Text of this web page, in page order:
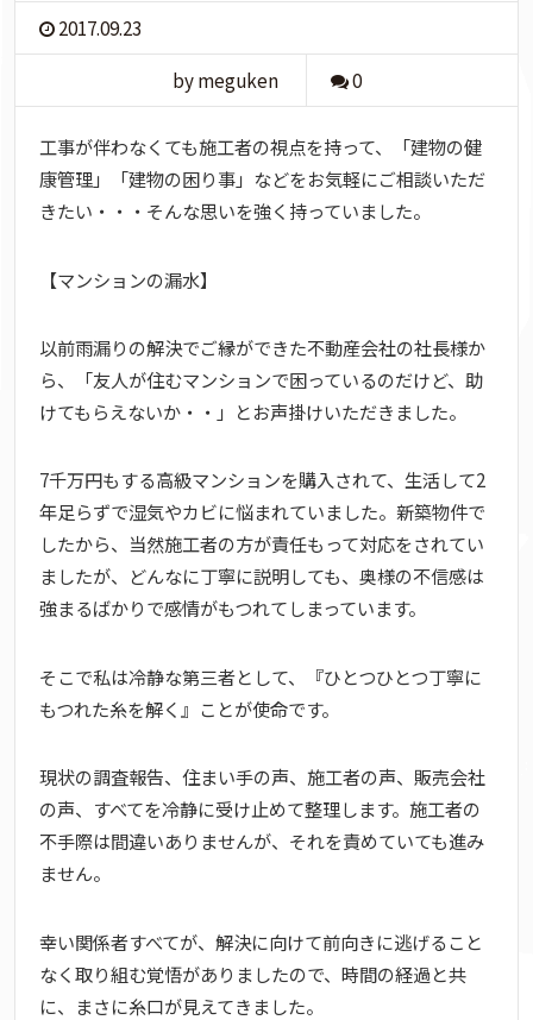
2017.09.23
by meguken
0
工事が伴わなくても施工者の視点を持って、「建物の健
康管理」「建物の困り事」などをお気軽にご相談いただ
きたい・・・そんな思いを強く持っていました。
【マンションの漏水】
以前雨漏りの解決でご縁ができた不動産会社の社長様か
ら、「友人が住むマンションで困っているのだけど、助
けてもらえないか・・」とお声掛けいただきました。
7千万円もする高級マンションを購入されて、生活して2
年足らずで湿気やカビに悩まれていました。新築物件で
したから、当然施工者の方が責任もって対応をされてい
ましたが、どんなに丁寧に説明しても、奥様の不信感は
強まるばかりで感情がもつれてしまっています。
そこで私は冷静な第三者として、『ひとつひとつ丁寧に
もつれた糸を解く』ことが使命です。
現状の調査報告、住まい手の声、施工者の声、販売会社
の声、すべてを冷静に受け止めて整理します。施工者の
不手際は間違いありませんが、それを責めていても進み
ません。
幸い関係者すべてが、解決に向けて前向きに逃げること
なく取り組む覚悟がありましたので、時間の経過と共
に、まさに糸口が見えてきました。